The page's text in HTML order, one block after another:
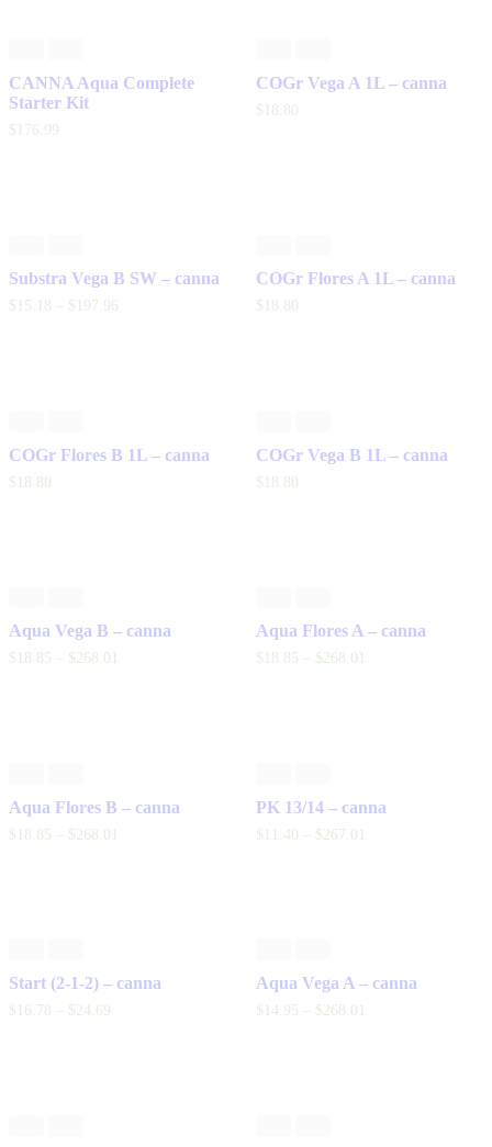
CANNA Aqua Complete
Starter Kit
$ 176 99
COGr Vega A 1L – canna
$ 18 80
Substra Vega B SW – canna
$ 15. 18 $ 197. 96
COGr Flores A 1L – canna
$ 18 . 80
COGr Flores B 1L – canna
$ 18 80
COGr Vega B 1L – canna
$ 18 80
Aqua Vega B – canna
$ 18 . 85 $268 . 01
Aqua Flores A – canna
$ 18 . 85 $268 . 01
Aqua Flores B – canna
$ 18 85 $268 01
PK 13/14 – canna
$ 11 40 $267 01
Start (2-1-2) – canna
$ 16. 78 $24. 69
Aqua Vega A – canna
$ 14. 95 $268 . 01